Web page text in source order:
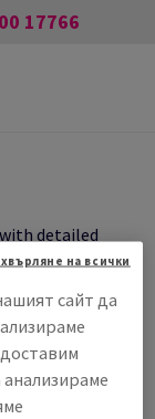
17766
detailed
сайт да
на всички